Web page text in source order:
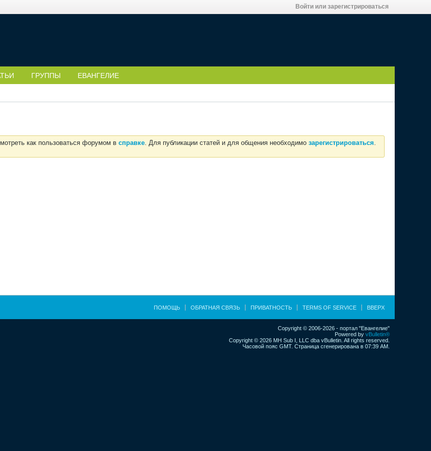
Войти или зарегистрироваться
ГРУППЫ ЕВАНГЕЛИЕ
как пользоваться форумом в справке. Для публикации статей и для общения необходимо зарегистрироваться.
ПОМОЩЬ ОБРАТНАЯ СВЯЗЬ ПРИВАТНОСТЬ TERMS OF SERVICE ВВЕРХ
Copyright © 2006-2026 - портал "Евангелие"
Powered by vBulletin®
Copyright © 2026 MH Sub I, LLC dba vBulletin. All rights reserved.
Часовой пояс GMT. Страница сгенерирована в 07:39 AM.